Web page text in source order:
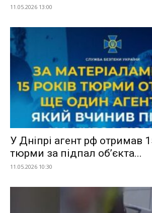
11.05.2026 13:00
У Дніпрі агент рф отримав
тюрми за підпал об’єкта...
11.05.2026 10:30